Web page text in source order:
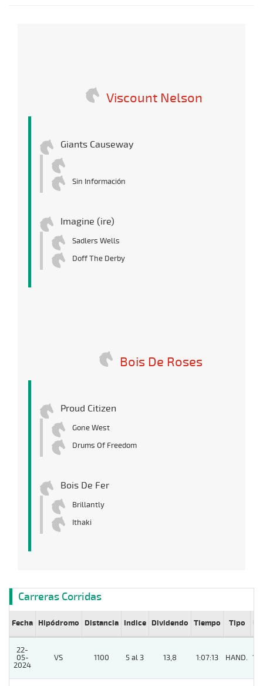
Viscount Nelson
Giants Causeway
Sin Información
Imagine (ire)
Sadlers Wells
Doff The Derby
Bois De Roses
Proud Citizen
Gone West
Drums Of Freedom
Bois De Fer
Brillantly
Ithaki
Carreras Corridas
Fecha Hipódromo Distancia Indice Dividendo Tiempo Tipo Lº
22-
05-
2024
VS 1100 5 al 3 13,8 1:07:13 HAND. 10